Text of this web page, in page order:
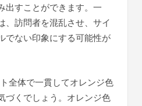
出すことができます。一
、訪問者を混乱させ、サイ
でない印象にする可能性が
全体で一貫してオレンジ色
づくでしょう。オレンジ色